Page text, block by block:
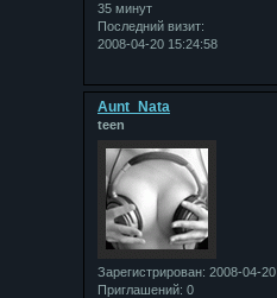
35 минут
Последний визит:
2008-04-20 15:24:58
Aunt_Nata
teen
Зарегистрирован: 2008-04-20
Приглашений: 0